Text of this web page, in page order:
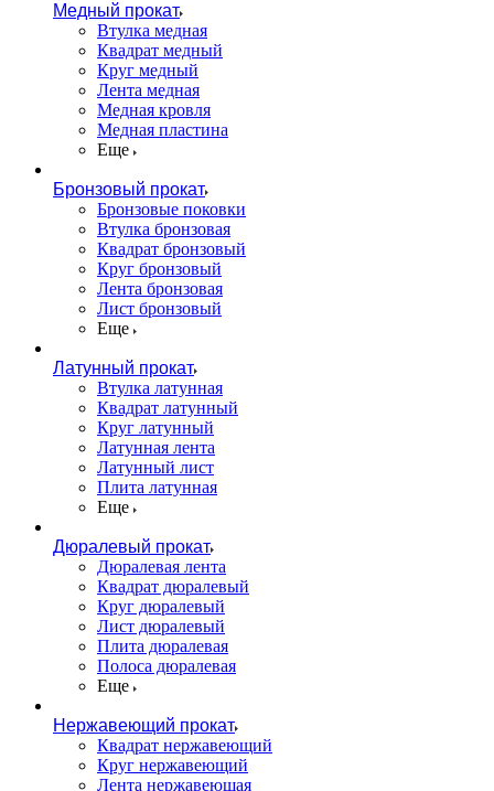
Медный прокат
Втулка медная
Квадрат медный
Круг медный
Лента медная
Медная кровля
Медная пластина
Еще
Бронзовый прокат
Бронзовые поковки
Втулка бронзовая
Квадрат бронзовый
Круг бронзовый
Лента бронзовая
Лист бронзовый
Еще
Латунный прокат
Втулка латунная
Квадрат латунный
Круг латунный
Латунная лента
Латунный лист
Плита латунная
Еще
Дюралевый прокат
Дюралевая лента
Квадрат дюралевый
Круг дюралевый
Лист дюралевый
Плита дюралевая
Полоса дюралевая
Еще
Нержавеющий прокат
Квадрат нержавеющий
Круг нержавеющий
Лента нержавеющая